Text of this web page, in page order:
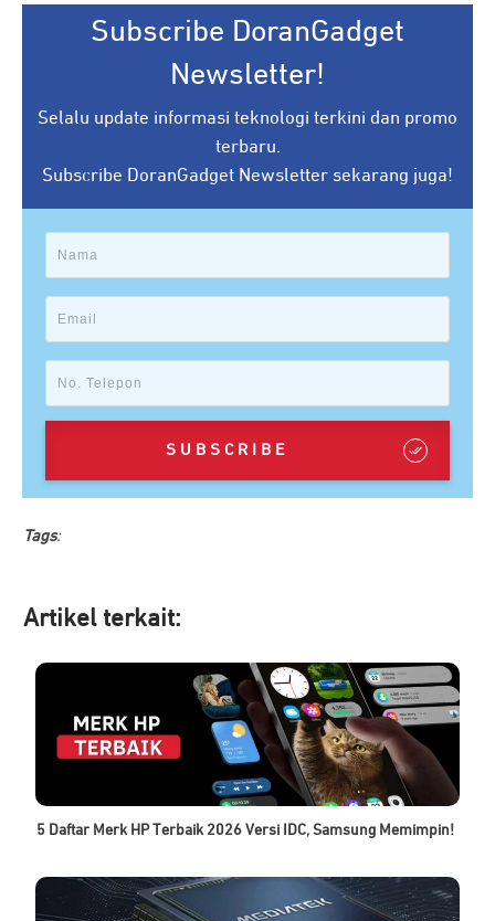
Subscribe DoranGadget
Newsletter!
Selalu update informasi teknologi terkini dan promo
terbaru.
Subscribe DoranGadget Newsletter sekarang juga!
SUBSCRIBE
Tags:
Artikel terkait:
5 Daftar Merk HP Terbaik 2026 Versi IDC, Samsung Memimpin!